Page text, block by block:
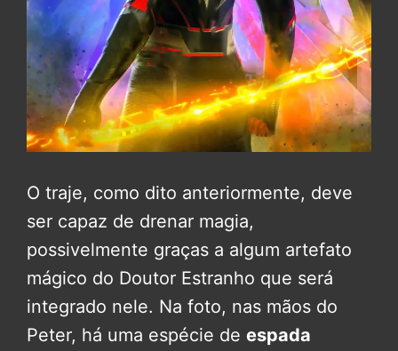
O traje, como dito anteriormente, deve
ser capaz de drenar magia,
possivelmente graças a algum artefato
mágico do Doutor Estranho que será
integrado nele. Na foto, nas mãos do
Peter, há uma espécie de espada